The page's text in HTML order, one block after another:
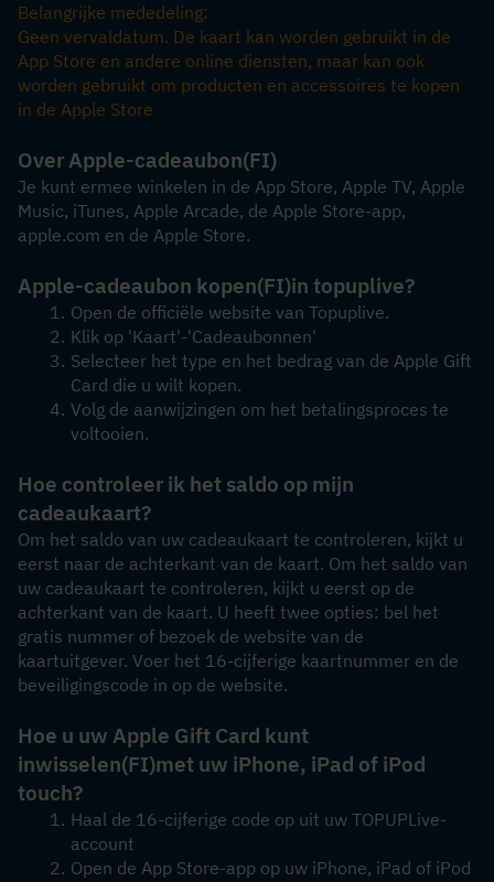
Belangrijke mededeling:
Geen vervaldatum. De kaart kan worden gebruikt in de
App Store en andere online diensten, maar kan ook
worden gebruikt om producten en accessoires te kopen
in de Apple Store
Over Apple-cadeaubon(FI)
Je kunt ermee winkelen in de App Store, Apple TV, Apple
Music, iTunes, Apple Arcade, de Apple Store-app,
apple.com en de Apple Store.
Apple-cadeaubon kopen(FI)in topuplive?
Open de officiële website van Topuplive.
Klik op 'Kaart'-'Cadeaubonnen'
Selecteer het type en het bedrag van de Apple Gift
Card die u wilt kopen.
Volg de aanwijzingen om het betalingsproces te
voltooien.
Hoe controleer ik het saldo op mijn
cadeaukaart?
Om het saldo van uw cadeaukaart te controleren, kijkt u
eerst naar de achterkant van de kaart. Om het saldo van
uw cadeaukaart te controleren, kijkt u eerst op de
achterkant van de kaart. U heeft twee opties: bel het
gratis nummer of bezoek de website van de
kaartuitgever. Voer het 16-cijferige kaartnummer en de
beveiligingscode in op de website.
Hoe u uw Apple Gift Card kunt
inwisselen(FI)met uw iPhone, iPad of iPod
touch?
Haal de 16-cijferige code op uit uw TOPUPLive-
account
Open de App Store-app op uw iPhone, iPad of iPod